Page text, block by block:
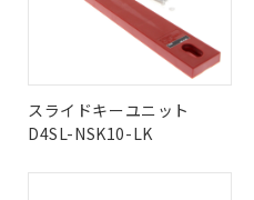
スライドキーユニット
D4SL-NSK10-LK
販売店や当社販売拠
ワーク
」をご確認
準価格結果を当社の
三者に漏洩または開
いします。
ただくには、I-Web
については閾値を超える意
しています。
などにより、予定
示します。
況下において有害物
物兵器またはその他
の製造装置等に一切
。
2および3の内容を当
ます。また当社は、
に係わる関係者が違
れがある場合は、取
の在庫状況につ
様のお取引先、ま
当のオムロン制御
当社販売員にご確
ていない機種